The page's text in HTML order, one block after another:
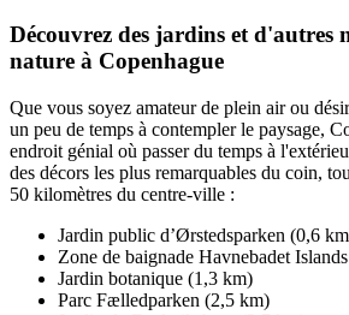
Découvrez des jardins et d'autres
nature à Copenhague
Que vous soyez amateur de plein air ou
un peu de temps à contempler le paysage,
endroit génial où passer du temps à
des décors les plus remarquables du coin,
50 kilomètres du centre-ville :
Jardin public d’Ørstedsparken (0,6
Zone de baignade Havnebadet
Jardin botanique (1,3 km)
Parc Fælledparken (2,5 km)